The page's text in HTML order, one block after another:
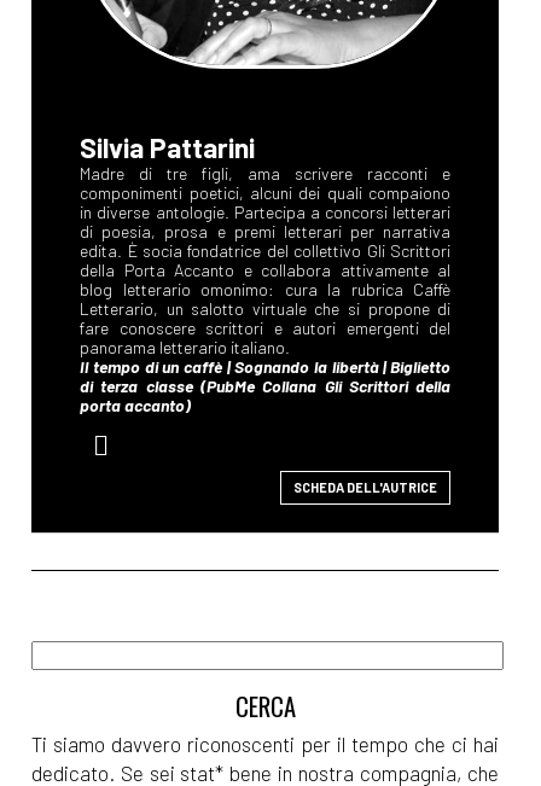
Silvia Pattarini
SCHEDA DELL'AUTRICE
Ti siamo davvero riconoscenti per il tempo che ci hai
dedicato. Se sei stat* bene in nostra compagnia, che